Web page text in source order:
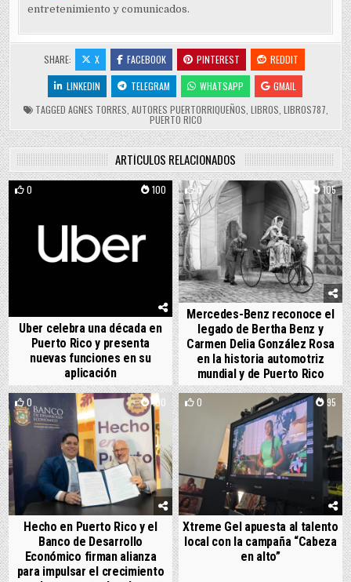
entretenimiento y comunicados.
SHARE: X FACEBOOK PINTEREST
REDDIT
LINKEDIN
TELEGRAM WHATSAPP
GMAIL
TAGGED AGNES TORRES AUTORES PUERTORRIQUEÑOS LIBROS LIBROS787
PUERTO RICO
ARTÍCULOS RELACIONADOS
0 100
Uber celebra una década en
Puerto Rico y presenta
nuevas funciones en su
aplicación
0 105
Mercedes-Benz reconoce el
legado de Bertha Benz y
Carmen Delia González Rosa
en la historia automotriz
mundial y de Puerto Rico
0 100
Hecho en Puerto Rico y el
Banco de Desarrollo
Económico firman alianza
para impulsar el crecimiento
0 95
Xtreme Gel apuesta al talento
local con la campaña “Cabeza
en alto”